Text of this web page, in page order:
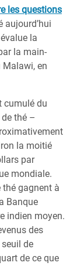
les questions
aujourd’hui
la
la main-
en
cumulé du
thé –
la moitié
par
mondiale.
thé gagnent à
Banque
indien moyen.
des
de
de ce que